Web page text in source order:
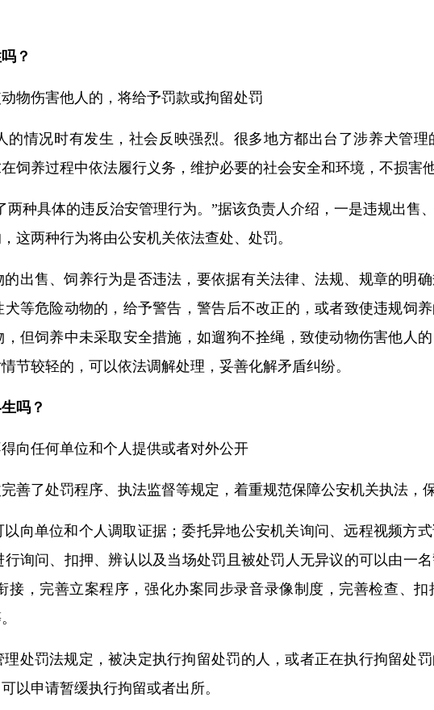
？
物伤害他人的，将给予罚款或拘留处罚
情况时有发生，社会反映强烈。很多地方都出台了涉养犬管理
饲养过程中依法履行义务，维护必要的社会安全和环境，不损害
两种具体的违反治安管理行为。”据该负责人介绍，一是违规出售
这两种行为将由公安机关依法查处、处罚。
出售、饲养行为是否违法，要依据有关法律、法规、规章的明
等危险动物的，给予警告，警告后不改正的，或者致使违规饲
但饲养中未采取安全措施，如遛狗不拴绳，致使动物伤害他人
节较轻的，可以依法调解处理，妥善化解矛盾纠纷。
吗？
向任何单位和个人提供或者对外公开
善了处罚程序、执法监督等规定，着重规范保障公安机关执法，
向单位和个人调取证据；委托异地公安机关询问、远程视频方
询问、扣押、辨认以及当场处罚且被处罚人无异议的可以由一
接，完善立案程序，强化办案同步录音录像制度，完善检查、
处罚法规定，被决定执行拘留处罚的人，或者正在执行拘留处
以申请暂缓执行拘留或者出所。